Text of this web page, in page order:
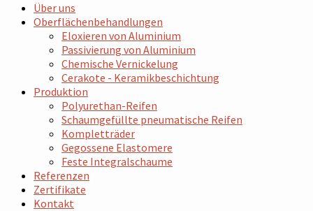
Über uns
Oberflächenbehandlungen
Eloxieren von Aluminium
Passivierung von Aluminium
Chemische Vernickelung
Cerakote - Keramikbeschichtung
Produktion
Polyurethan-Reifen
Schaumgefüllte pneumatische Reifen
Kompletträder
Gegossene Elastomere
Feste Integralschaume
Referenzen
Zertifikate
Kontakt